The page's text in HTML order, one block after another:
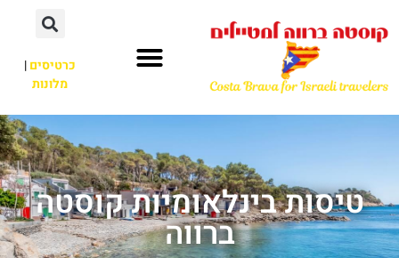
כרטיסים|
מלונות
טיסות בינלאומיות קוסטה
ברווה